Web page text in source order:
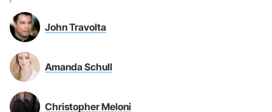
John Travolta
Amanda Schull
Christopher Meloni